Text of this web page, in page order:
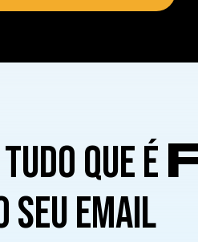
QUE É
SEU EMAIL